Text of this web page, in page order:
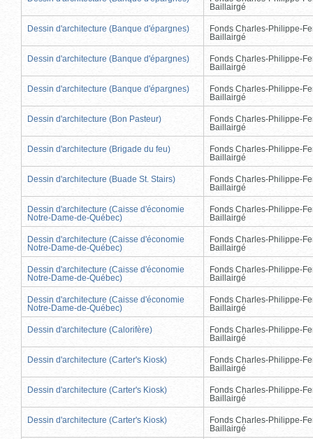
Baillairgé
Dessin d'architecture (Banque d'épargnes)
Fonds Charles-Philippe-
Baillairgé
Dessin d'architecture (Banque d'épargnes)
Fonds Charles-Philippe-
Baillairgé
Dessin d'architecture (Banque d'épargnes)
Fonds Charles-Philippe-
Baillairgé
Dessin d'architecture (Bon Pasteur)
Fonds Charles-Philippe-
Baillairgé
Dessin d'architecture (Brigade du feu)
Fonds Charles-Philippe-
Baillairgé
Dessin d'architecture (Buade St. Stairs)
Fonds Charles-Philippe-
Baillairgé
Dessin d'architecture (Caisse d'économie
Notre-Dame-de-Québec)
Fonds Charles-Philippe-
Baillairgé
Dessin d'architecture (Caisse d'économie
Notre-Dame-de-Québec)
Fonds Charles-Philippe-
Baillairgé
Dessin d'architecture (Caisse d'économie
Notre-Dame-de-Québec)
Fonds Charles-Philippe-
Baillairgé
Dessin d'architecture (Caisse d'économie
Notre-Dame-de-Québec)
Fonds Charles-Philippe-
Baillairgé
Dessin d'architecture (Calorifère)
Fonds Charles-Philippe-
Baillairgé
Dessin d'architecture (Carter's Kiosk)
Fonds Charles-Philippe-
Baillairgé
Dessin d'architecture (Carter's Kiosk)
Fonds Charles-Philippe-
Baillairgé
Dessin d'architecture (Carter's Kiosk)
Fonds Charles-Philippe-
Baillairgé